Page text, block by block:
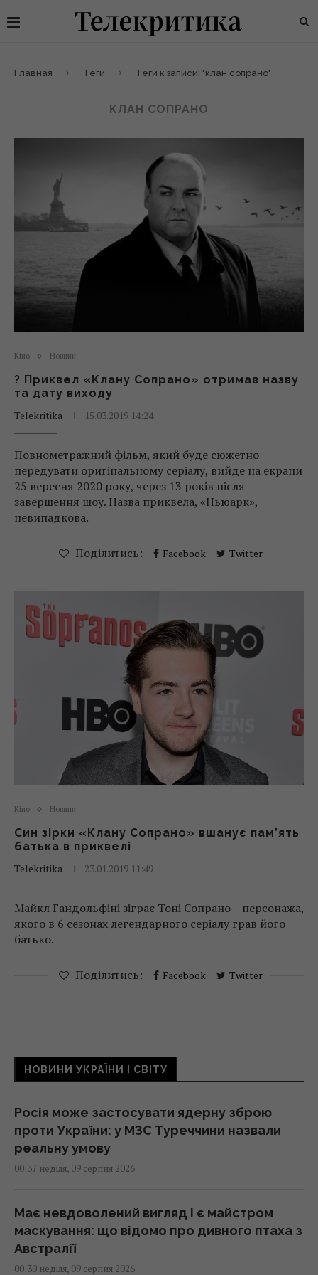
Главная Теги Теги к записи: "клан сопрано"
КЛАН СОПРАНО
Кіно Новини
? Приквел «Клану Сопрано» отримав назву
та дату виходу
Telekritika
15.03.2019 14:24
Повнометражний фільм, який буде сюжетно
передувати оригінальному серіалу, вийде на екрани
25 вересня 2020 року, через 13 років після
завершення шоу. Назва приквела, «Ньюарк»,
невипадкова.
Поділитись: Facebook Twitter
Кіно Новини
Син зірки «Клану Сопрано» вшанує пам’ять
батька в приквелі
Telekritika
23.01.2019 11:49
Майкл Гандольфіні зіграє Тоні Сопрано – персонажа,
якого в 6 сезонах легендарного серіалу грав його
батько.
Поділитись: Facebook Twitter
НОВИНИ УКРАЇНИ І СВІТУ
Росія може застосувати ядерну зброю
проти України: у МЗС Туреччини назвали
реальну умову
00:37 неділя, 09 серпня 2026
Має невдоволений вигляд і є майстром
маскування: що відомо про дивного птаха з
Австралії
00:30 неділя, 09 серпня 2026